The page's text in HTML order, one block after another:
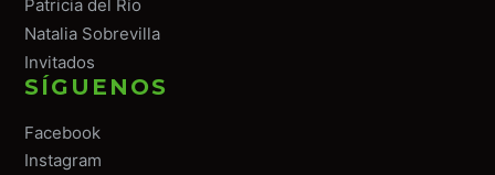
Patricia del Río
Natalia Sobrevilla
Invitados
SÍGUENOS
Facebook
Instagram